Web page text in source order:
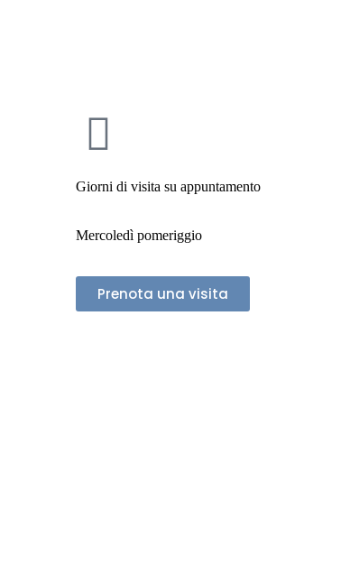
Giorni di visita su appuntamento
Mercoledì pomeriggio
Prenota una visita